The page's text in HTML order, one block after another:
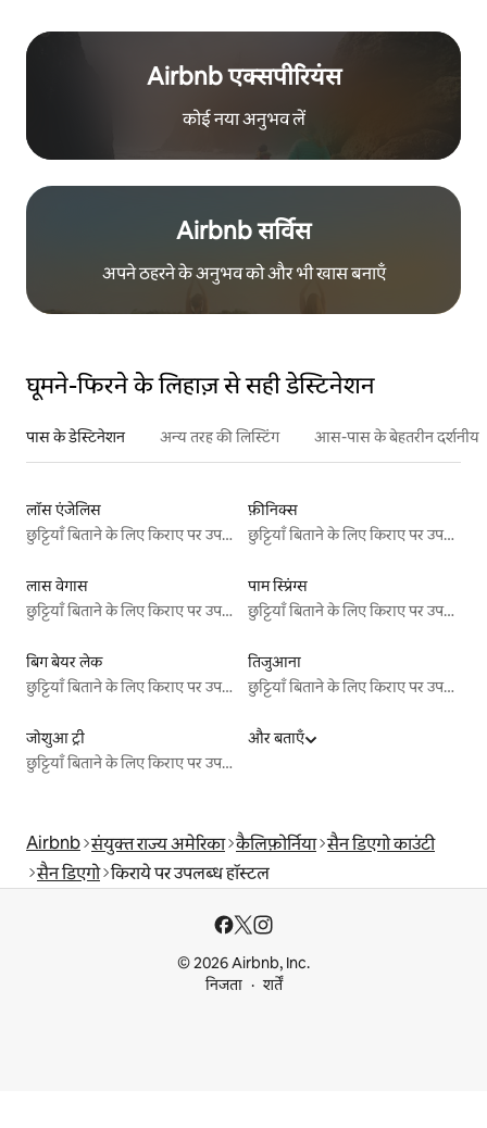
Airbnb एक्सपीरियंस
कोई नया अनुभव लें
Airbnb सर्विस
अपने ठहरने के अनुभव को और भी खास बनाएँ
घूमने-फिरने के लिहाज़ से सही डेस्टिनेशन
पास के डेस्टिनेशन अन्य तरह की लिस्टिंग आस-पास के बेहतरीन दर्शनीय
लॉस एंजेलिस
छुट्टियाँ बिताने के लिए किराए पर उपलब्ध जगहें
फ़ीनिक्स
छुट्टियाँ बिताने के लिए किराए पर उपलब्ध जगहें
लास वेगास
छुट्टियाँ बिताने के लिए किराए पर उपलब्ध जगहें
पाम स्प्रिंग्स
छुट्टियाँ बिताने के लिए किराए पर उपलब्ध जगहें
बिग बेयर लेक
छुट्टियाँ बिताने के लिए किराए पर उपलब्ध जगहें
तिजुआना
छुट्टियाँ बिताने के लिए किराए पर उपलब्ध जगहें
जोशुआ ट्री
छुट्टियाँ बिताने के लिए किराए पर उपलब्ध जगहें
और बताएँ
Airbnb संयुक्त राज्य अमेरिका कैलिफ़ोर्निया सैन डिएगो काउंटी
सैन डिएगो किराये पर उपलब्ध हॉस्टल
© 2026 Airbnb, Inc.
निजता
शर्तें